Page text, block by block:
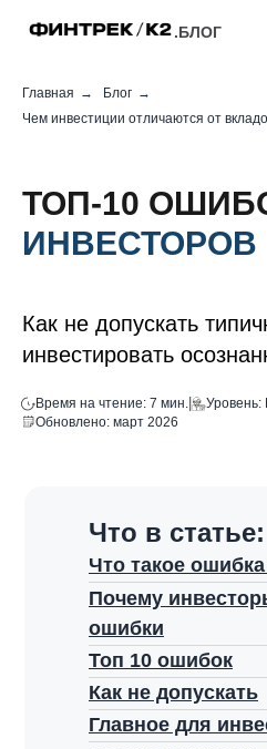
.БЛОГ
Главная → Блог →
Чем инвестиции отличаются от
ТОП-10
ИНВЕСТОРОВ
Как не допускать
инвестировать
Время на чтение: 7 мин. Уровень:
Обновлено: март 2026
Что в статье:
Что такое
Почему
ошибки
Топ 10 ошибок
Как не допускать
Главное для